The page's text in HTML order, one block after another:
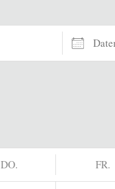
Daten
DO. FR.